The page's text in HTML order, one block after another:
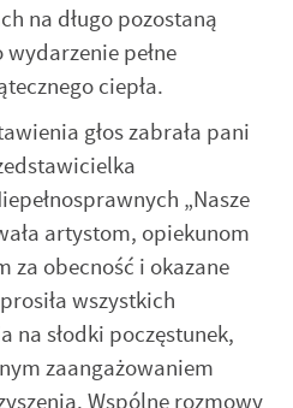
na długo pozostaną
pełne
ciepła.
głos zabrała pani
„Nasze
artystom, opiekunom
za obecność i okazane
wszystkich
na słodki poczęstunek,
zaangażowaniem
Wspólne rozmowy